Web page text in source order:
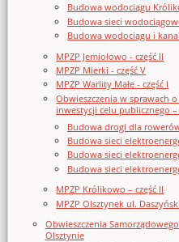
Budowa wodociągu
Budowa sieci
Budowa wodociągu i
MPZP Jemiołowo - część II
MPZP Mierki - część V
MPZP Warlity Małe - część I
Obwieszczenia w sprawach
inwestycji celu publicznego
Budowa drogi dla
Budowa sieci
Budowa sieci
Budowa sieci
MPZP Królikowo – część II
MPZP Olsztynek ul.
Obwieszczenia
Olsztynie